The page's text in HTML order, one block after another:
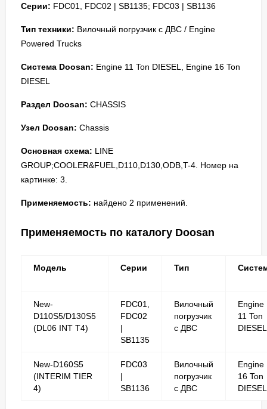
Серии: FDC01, FDC02 | SB1135; FDC03 | SB1136
Тип техники: Вилочный погрузчик с ДВС / Engine
Powered Trucks
Система Doosan: Engine 11 Ton DIESEL, Engine 16 Ton
DIESEL
Раздел Doosan: CHASSIS
Узел Doosan: Chassis
Основная схема: LINE
GROUP;COOLER&FUEL,D110,D130,ODB,T-4. Номер на
картинке: 3.
Применяемость: найдено 2 применений.
Применяемость по каталогу Doosan
Модель Серии Тип
New-
D110S5/D130S5
(DL06 INT T4)
FDC01,
FDC02
|
SB1135
Вилочный
погрузчик
с ДВС
Engine
11 Ton
DIESEL
New-D160S5
(INTERIM TIER
4)
FDC03
|
SB1136
Вилочный
погрузчик
с ДВС
Engine
16 Ton
DIESEL